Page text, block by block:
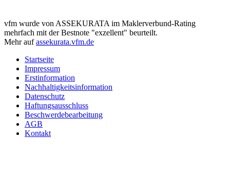
vfm wurde von ASSEKURATA im Maklerverbund-Rating
mehrfach mit der Bestnote "exzellent" beurteilt.
Mehr aufassekurata.vfm.de
Startseite
Impressum
Erstinformation
Nachhaltigkeitsinformation
Datenschutz
Haftungsausschluss
Beschwerdebearbeitung
AGB
Kontakt